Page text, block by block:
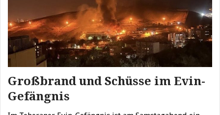
Großbrand und Schüsse im Evin-
Gefängnis